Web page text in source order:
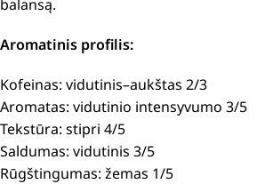
balansą.
Aromatinis profilis:
Kofeinas: vidutinis–aukštas 2/3
Aromatas: vidutinio intensyvumo 3/5
Tekstūra: stipri 4/5
Saldumas: vidutinis 3/5
Rūgštingumas: žemas 1/5